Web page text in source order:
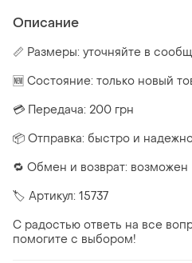
Описание
📏 Размеры: уточняйте в
🆕 Состояние: только новый
💳 Передача: 200 грн
📦 Отправка: быстро и
🔁 Обмен и возврат: возможен
🏷 Артикул: 15737
С радостью ответь на все
помогите с выбором!